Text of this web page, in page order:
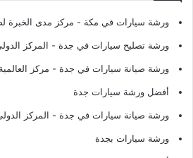
ورشة سيارات في مكة - مركز مدى الخبرة
ورشة تصليح سيارات في جدة - المركز
ورشة صيانة سيارات في جدة - مركز
أفضل ورشة سيارات جدة
ورشة صيانة سيارات في جدة - المركز
ورشة سيارات بجدة